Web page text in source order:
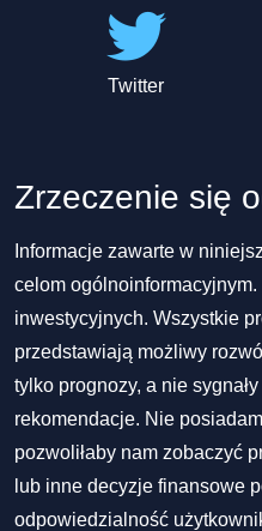
Twitter
Zrzeczenie się
Informacje zawarte w
celom
inwestycyjnych. Wszystkie
przedstawiają możliwy
tylko prognozy, a nie
rekomendacje. Nie
pozwoliłaby nam zobaczyć
lub inne decyzje finansowe
odpowiedzialność